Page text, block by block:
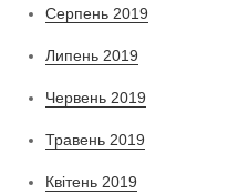
Серпень 2019
Липень 2019
Червень 2019
Травень 2019
Квітень 2019